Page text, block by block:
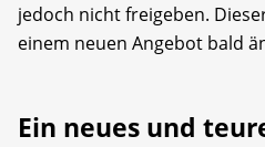
jedoch nicht freigeben.
einem neuen Angebot bald
Ein neues und